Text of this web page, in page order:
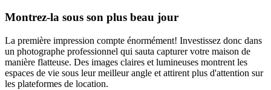
Montrez-la sous son plus beau jour
La première impression compte énormément! Investissez donc dans
un photographe professionnel qui sauta capturer votre maison de
manière flatteuse. Des images claires et lumineuses montrent les
espaces de vie sous leur meilleur angle et attirent plus d'attention sur
les plateformes de location.